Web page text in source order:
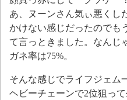
あ、ヌーンさん気ぃ悪く
かけない感じだったのでも
て言っときました。なんじ
ガネ率は75%。
そんな感じでライフジェム
ヘビーチェーンで2位狙っ